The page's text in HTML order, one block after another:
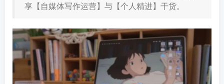
享【自媒体写作运营】与【个人精进】干货。